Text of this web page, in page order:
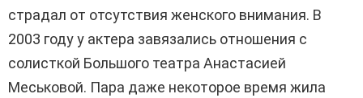
страдал от отсутствия женского внимания. В
2003 году у актера завязались отношения с
солисткой Большого театра Анастасией
Меськовой. Пара даже некоторое время жила